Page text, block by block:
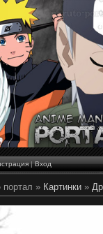
|Вход
портал » Картинки »